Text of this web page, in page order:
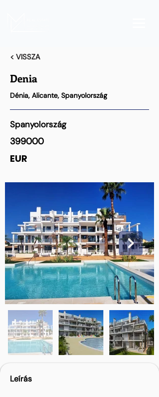
< VISSZA
Denia
Dénia, Alicante, Spanyolország
Spanyolország
399000
EUR
Leírás